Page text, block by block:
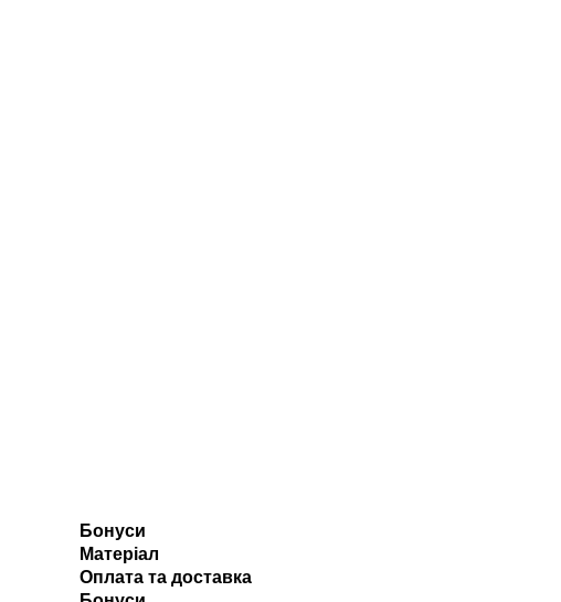
Бонуси
Матеріал
Оплата та доставка